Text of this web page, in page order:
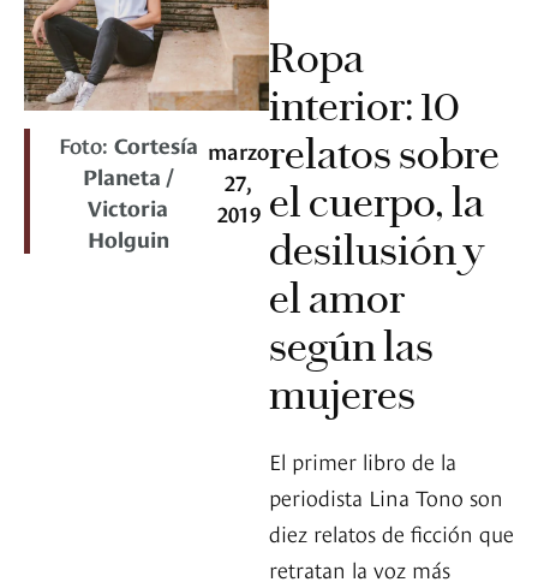
Foto: Cortesía
Planeta /
Victoria
Holguin
marzo
27,
2019
Ropa
interior: 10
relatos sobre
el cuerpo, la
desilusión y
el amor
según las
mujeres
El primer libro de la
periodista Lina Tono son
diez relatos de ficción que
retratan la voz más